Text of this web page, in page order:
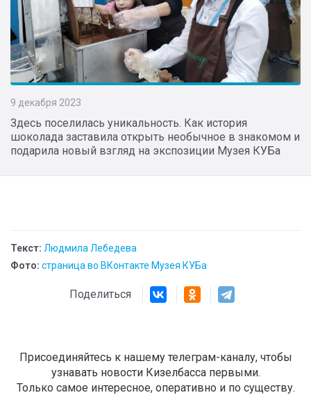
9 декабря 2023
Здесь поселилась уникальность. Как история
шоколада заставила открыть необычное в знакомом и
подарила новый взгляд на экспозиции Музея КУБа
Текст: Людмила Лебедева
Фото: страница во ВКонтакте Музея КУБа
Поделиться
Присоединяйтесь к нашему телеграм-каналу, чтобы
узнавать новости Кизелбасса первыми.
Только самое интересное, оперативно и по существу.